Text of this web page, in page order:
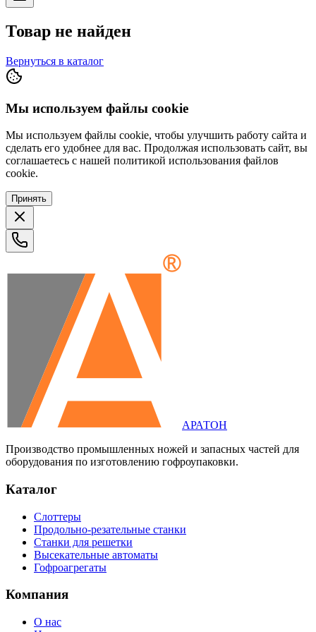
Товар не найден
Вернуться в каталог
Мы используем файлы cookie
Мы используем файлы cookie, чтобы улучшить работу сайта и
сделать его удобнее для вас. Продолжая использовать сайт, вы
соглашаетесь с нашей политикой использования файлов
cookie.
Принять
АРАТОН
Производство промышленных ножей и запасных частей для
оборудования по изготовлению гофроупаковки.
Каталог
Слоттеры
Продольно-резательные станки
Станки для решетки
Высекательные автоматы
Гофроагрегаты
Компания
О нас